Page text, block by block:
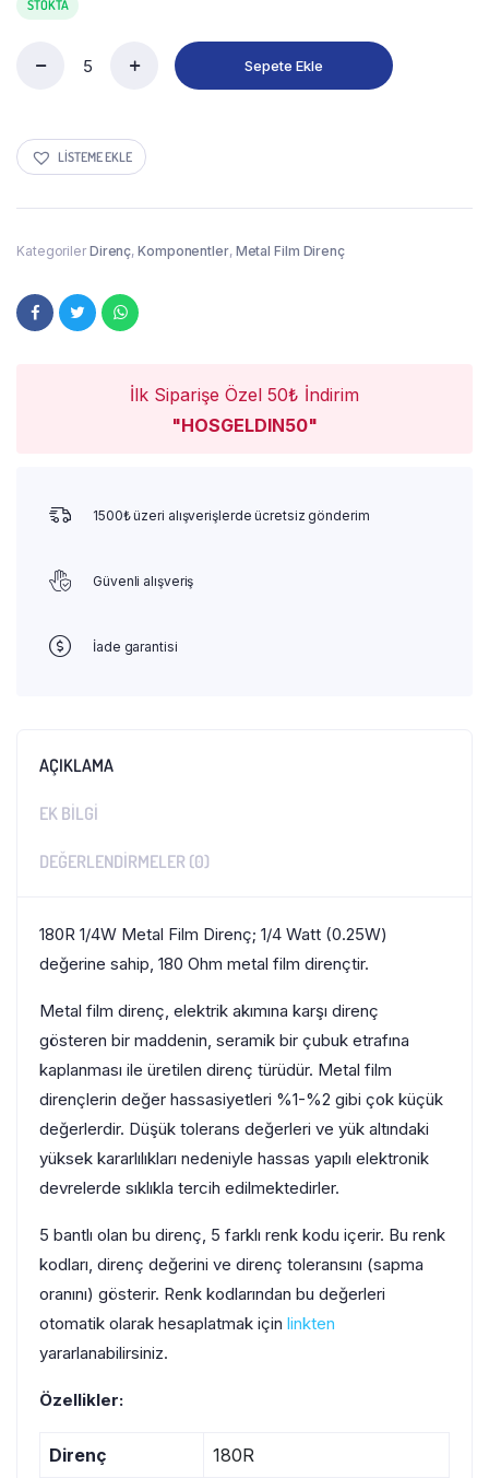
STOKTA
Sepete Ekle
LISTEME EKLE
Kategoriler Direnç,Komponentler, Metal Film Direnç
İlk Siparişe Özel 50₺ İndirim
"HOSGELDIN50"
1500₺ üzeri alışverişlerde ücretsiz gönderim
Güvenli alışveriş
İade garantisi
AÇIKLAMA
EK BILGI
DEĞERLENDIRMELER (0)
180R 1/4W Metal Film Direnç; 1/4 Watt (0.25W)
değerine sahip, 180 Ohm metal film dirençtir.
Metal film direnç, elektrik akımına karşı direnç
gösteren bir maddenin, seramik bir çubuk etrafına
kaplanması ile üretilen direnç türüdür. Metal film
dirençlerin değer hassasiyetleri %1-%2 gibi çok küçük
değerlerdir. Düşük tolerans değerleri ve yük altındaki
yüksek kararlılıkları nedeniyle hassas yapılı elektronik
devrelerde sıklıkla tercih edilmektedirler.
5 bantlı olan bu direnç, 5 farklı renk kodu içerir. Bu renk
kodları, direnç değerini ve direnç toleransını (sapma
oranını) gösterir. Renk kodlarından bu değerleri
otomatik olarak hesaplatmak için linkten
yararlanabilirsiniz.
Özellikler:
Direnç 180R